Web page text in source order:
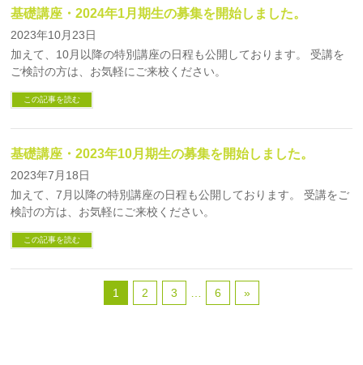
基礎講座・2024年1月期生の募集を開始しました。
2023年10月23日
加えて、10月以降の特別講座の日程も公開しております。 受講を
ご検討の方は、お気軽にご来校ください。
この記事を読む
基礎講座・2023年10月期生の募集を開始しました。
2023年7月18日
加えて、7月以降の特別講座の日程も公開しております。 受講をご
検討の方は、お気軽にご来校ください。
この記事を読む
1 2 3 6 »